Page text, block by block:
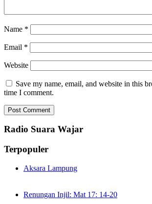
Name *
Email *
Website
Save my name, email, and website in this
time I comment.
Radio Suara Wajar
Terpopuler
Aksara Lampung
Renungan Injil: Mat 17: 14-20